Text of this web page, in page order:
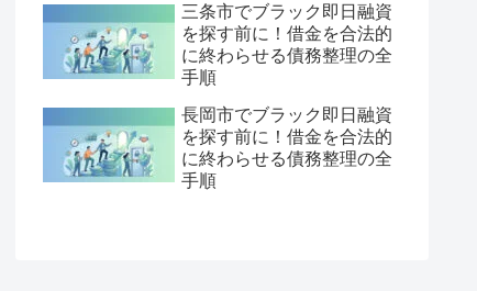
三条市でブラック即日融資
を探す前に！借金を合法的
に終わらせる債務整理の全
手順
長岡市でブラック即日融資
を探す前に！借金を合法的
に終わらせる債務整理の全
手順